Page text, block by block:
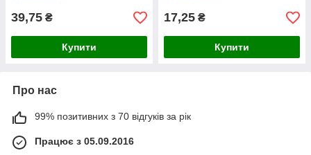
39,75 ₴
Купити
17,25 ₴
Купити
Про нас
99% позитивних з 70 відгуків за рік
Працює з 05.09.2016